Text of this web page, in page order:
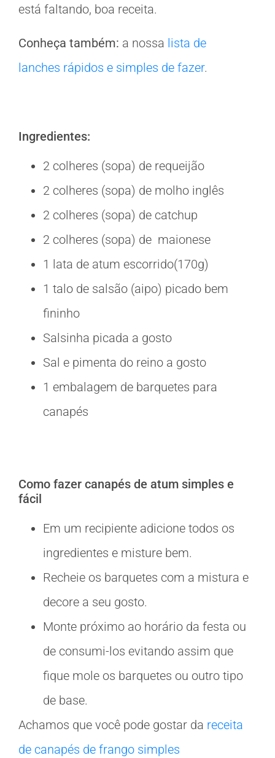
está faltando, boa receita.
Conheça também: a nossa lista de
lanches rápidos e simples de fazer.
Ingredientes:
2 colheres (sopa) de requeijão
2 colheres (sopa) de molho inglês
2 colheres (sopa) de catchup
2 colheres (sopa) de maionese
1 lata de atum escorrido(170g)
1 talo de salsão (aipo) picado bem
fininho
Salsinha picada a gosto
Sal e pimenta do reino a gosto
1 embalagem de barquetes para
canapés
Como fazer canapés de atum simples e
fácil
Em um recipiente adicione todos os
ingredientes e misture bem.
Recheie os barquetes com a mistura e
decore a seu gosto.
Monte próximo ao horário da festa ou
de consumi-los evitando assim que
fique mole os barquetes ou outro tipo
de base.
Achamos que você pode gostar da receita
de canapés de frango simples